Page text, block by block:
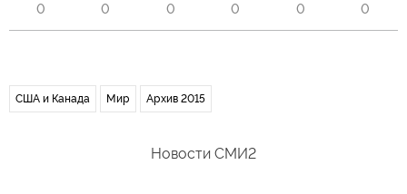
0 0 0 0 0 0
США и Канада Мир Архив 2015
Новости СМИ2